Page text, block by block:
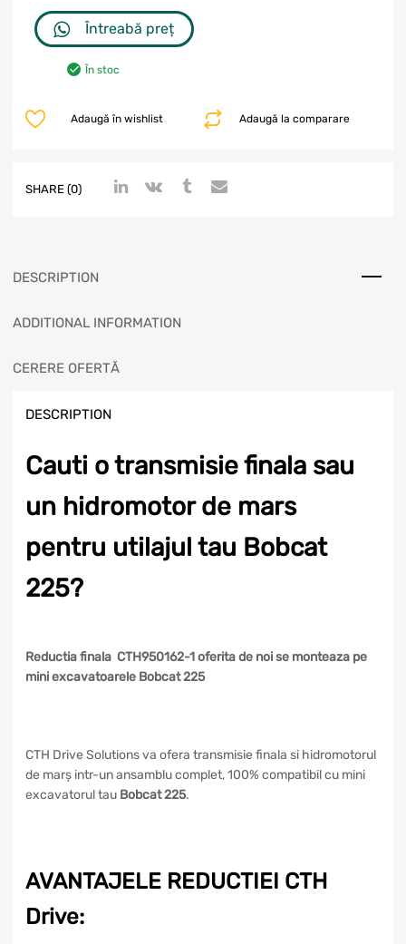
Întreabă preț
În stoc
Adaugă la comparare
Adaugă în wishlist
SHARE (0)
DESCRIPTION
ADDITIONAL INFORMATION
CERERE OFERTĂ
DESCRIPTION
Cauti o transmisie finala sau
un hidromotor de mars
pentru utilajul tau Bobcat
225?
Reductia finala CTH950162-1 oferita de noi se monteaza pe
mini excavatoarele Bobcat 225
CTH Drive Solutions va ofera transmisie finala si hidromotorul
de marș intr-un ansamblu complet, 100% compatibil cu mini
excavatorul tau Bobcat 225.
AVANTAJELE REDUCTIEI CTH
Drive: